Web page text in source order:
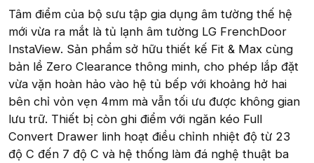
Tâm điểm của bộ sưu tập gia dụng âm tường thế hệ
mới vừa ra mắt là tủ lạnh âm tường LG FrenchDoor
InstaView. Sản phẩm sở hữu thiết kế Fit & Max cùng
bản lề Zero Clearance thông minh, cho phép lắp đặt
vừa vặn hoàn hảo vào hệ tủ bếp với khoảng hở hai
bên chỉ vỏn vẹn 4mm mà vẫn tối ưu được không gian
lưu trữ. Thiết bị còn ghi điểm với ngăn kéo Full
Convert Drawer linh hoạt điều chỉnh nhiệt độ từ 23
độ C đến 7 độ C và hệ thống làm đá nghệ thuật ba